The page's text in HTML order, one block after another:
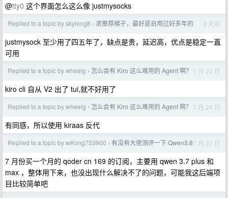
@tty0 这个界面怎么这么像 justmysocks
Replied to a topic by skylong8 › 求推荐梯子，最好是自用过好多年的 2 天前
justmysock 至少用了四五年了，缺点是贵，延迟高，优点是稳定一直
可用
Replied to a topic by wheelg › 怎么会有 Kiro 这么难用的 Agent 啊？ 7 月 24 日
kiro cli 自从 V2 出了 tui,就不好用了
Replied to a topic by wheelg › 怎么会有 Kiro 这么难用的 Agent 啊？ 7 月 24 日
有同感，所以使用 kiraas 反代
Replied to a topic by wKong753900 › 有没有大佬测评一下 Qwen3.87 月 21 日
7 月份买一个月的 qoder cn 169 的订阅，主要用 qwen 3.7 plus 和
max ，整体用下来，也没出现什么解决不了的问题，可能我这后端项
目比较简单吧